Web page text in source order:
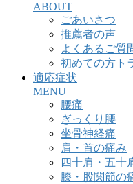
ABOUT
ごあいさつ
推薦者の声
よくあるご質
初めての方ト
適応症状
MENU
腰痛
ぎっくり腰
坐骨神経痛
肩・首の痛み
四十肩・五十
膝・股関節の